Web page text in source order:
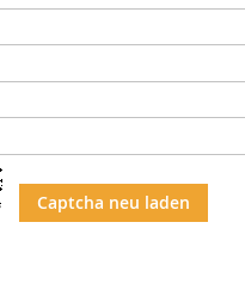
Captcha neu laden